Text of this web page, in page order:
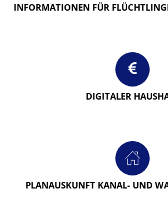
INFORMATIONEN FÜR
DIGITALER
PLANAUSKUNFT KANAL- UND